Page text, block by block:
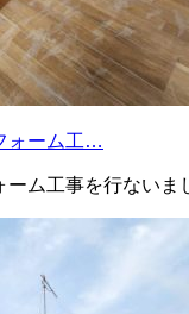
ォーム工…
ーム工事を行ない